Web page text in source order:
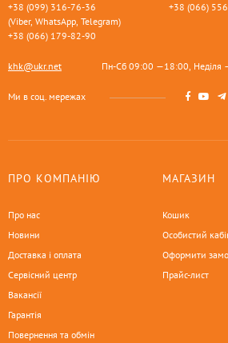
+38 (099) 316-76-36
(Viber, WhatsApp, Telegram)
+38 (066) 179-82-90
+38 (066)
khk@ukr.net Пн-Сб 09:00 —18:00, Неділя
Ми в соц. мережах
ПРО КОМПАНІЮ
Про нас
Новини
Доставка і оплата
Сервісний центр
Вакансії
Гарантія
Повернення та обмін
МАГАЗИН
Кошик
Особистий
Оформити
Прайс-лист